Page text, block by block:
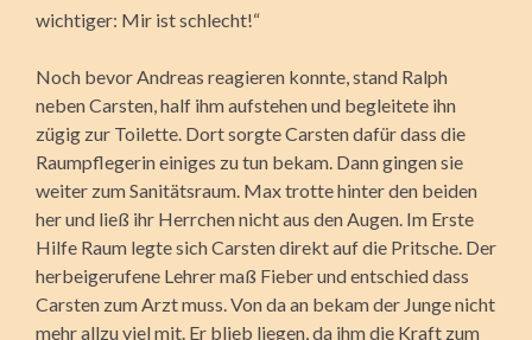
wichtiger: Mir ist schlecht!“
Noch bevor Andreas reagieren konnte, stand Ralph
neben Carsten, half ihm aufstehen und begleitete ihn
zügig zur Toilette. Dort sorgte Carsten dafür dass die
Raumpflegerin einiges zu tun bekam. Dann gingen sie
weiter zum Sanitätsraum. Max trotte hinter den beiden
her und ließ ihr Herrchen nicht aus den Augen. Im Erste
Hilfe Raum legte sich Carsten direkt auf die Pritsche. Der
herbeigerufene Lehrer maß Fieber und entschied dass
Carsten zum Arzt muss. Von da an bekam der Junge nicht
mehr allzu viel mit. Er blieb liegen, da ihm die Kraft zum